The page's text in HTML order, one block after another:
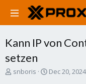
Kann IP von
setzen
T
snboris
S
Dec 20, 2024